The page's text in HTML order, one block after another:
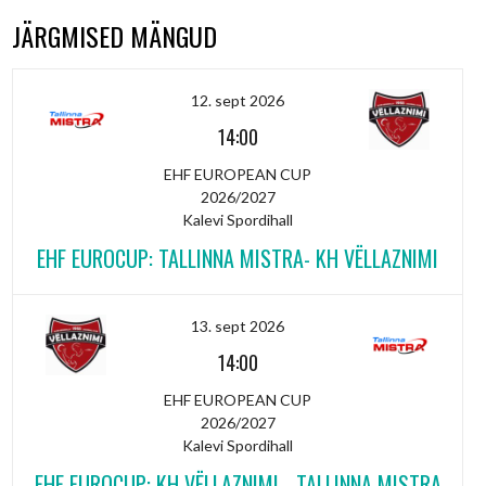
JÄRGMISED MÄNGUD
12. sept 2026
14:00
EHF EUROPEAN CUP
2026/2027
Kalevi Spordihall
EHF EUROCUP: TALLINNA MISTRA- KH VËLLAZNIMI
13. sept 2026
14:00
EHF EUROPEAN CUP
2026/2027
Kalevi Spordihall